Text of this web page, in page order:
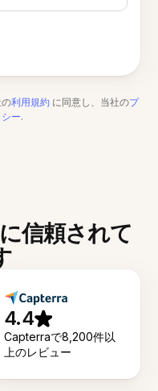
利用規約 に同意し、当社のプ
ー.
信頼されて
4.4
Capterraで8,200件以
上のレビュー